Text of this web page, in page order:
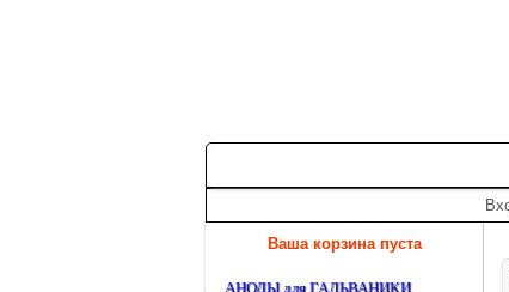
Ваша корзина пуста
АНОДЫ для ГАЛЬВАНИКИ